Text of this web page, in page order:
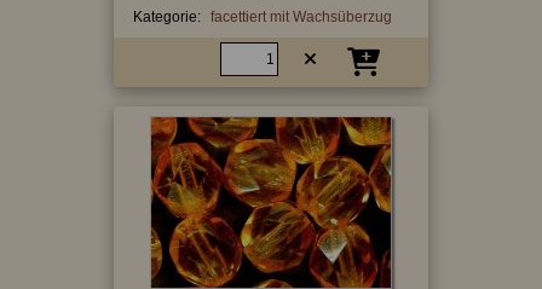
Kategorie: facettiert mit Wachsüberzug